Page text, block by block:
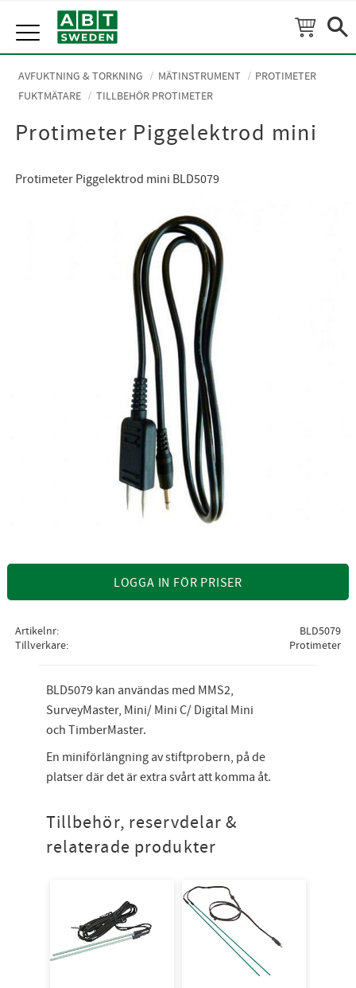
Meny
AVFUKTNING & TORKNING MÄTINSTRUMENT
PROTIMETER
FUKTMÄTARE
TILLBEHÖR PROTIMETER
Protimeter Piggelektrod mini
Protimeter Piggelektrod mini BLD5079
LOGGA IN FÖR PRISER
Artikelnr
BLD5079
Tillverkare
Protimeter
BLD5079 kan användas med MMS2,
SurveyMaster, Mini/ Mini C/ Digital Mini
och TimberMaster.
En miniförlängning av stiftprobern, på de
platser där det är extra svårt att komma åt.
Tillbehör, reservdelar &
relaterade produkter